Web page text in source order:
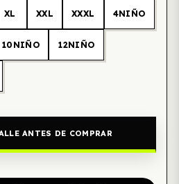
XL XXL XXXL 4NIÑO
10NIÑO 12NIÑO
ANTES DE COMPRAR